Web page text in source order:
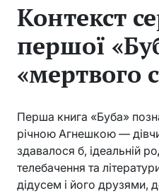
Контекст
першої
«мертвого
Перша книга «Буба»
річною Агнешкою —
здавалося б, ідеальній
телебачення та
дідусем і його друзями,